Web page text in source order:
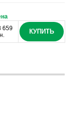
659
КУПИТЬ